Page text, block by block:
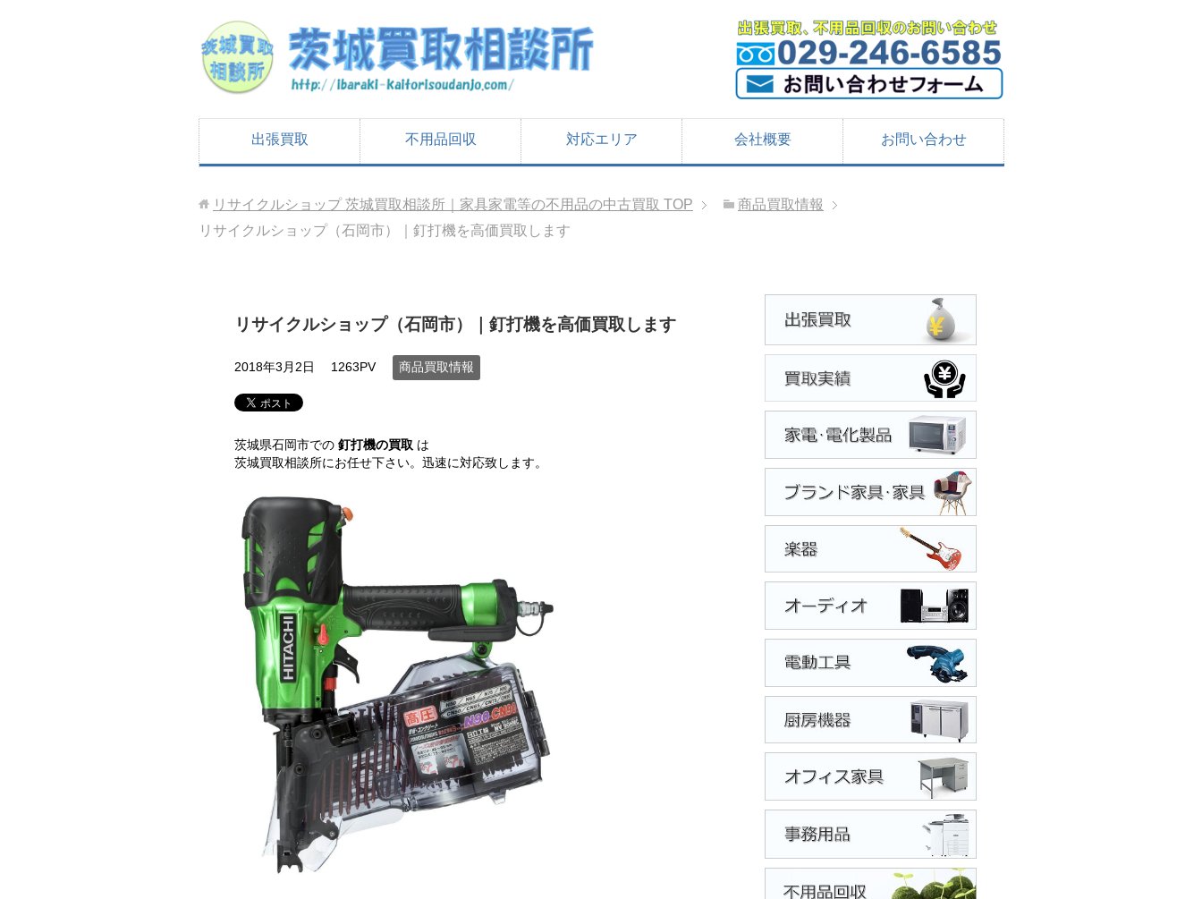
出張買取 不用品回収 対応エリア 会社概要 お問い合わせ
リサイクルショップ 茨城買取相談所｜家具家電等の不用品の中古買取 TOP
商品買取情報
リサイクルショップ（石岡市）｜釘打機を高価買取します
リサイクルショップ（石岡市）｜釘打機を高価買取します
2018年3月2日 1263PV 商品買取情報
茨城県石岡市での 釘打機の買取 は
茨城買取相談所にお任せ下さい。迅速に対応致します。